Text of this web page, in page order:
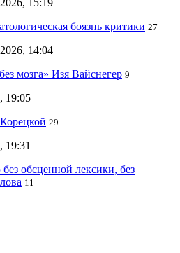
2026, 15:19
боязнь критики 27
2026, 14:04
мозга» Изя Вайснегер 9
19:05
29
19:31
обсценной лексики, без
11